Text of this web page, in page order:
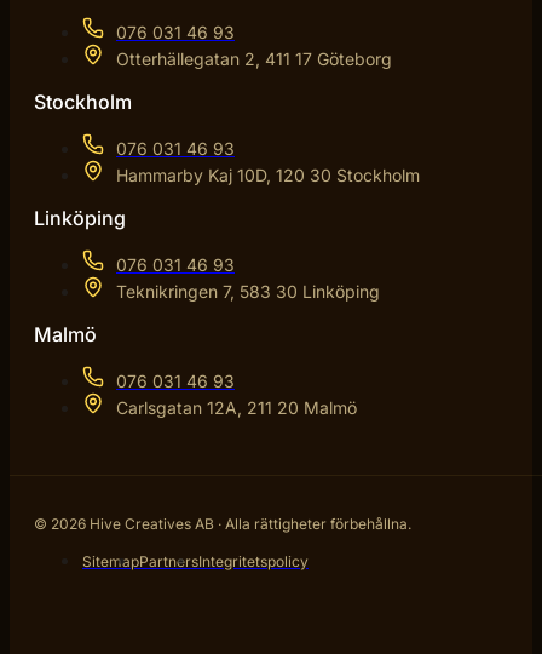
076 031 46 93
Otterhällegatan 2, 411 17 Göteborg
Stockholm
076 031 46 93
Hammarby Kaj 10D, 120 30 Stockholm
Linköping
076 031 46 93
Teknikringen 7, 583 30 Linköping
Malmö
076 031 46 93
Carlsgatan 12A, 211 20 Malmö
© 2026 Hive Creatives AB · Alla rättigheter förbehållna.
SitemapPartnersIntegritetspolicy